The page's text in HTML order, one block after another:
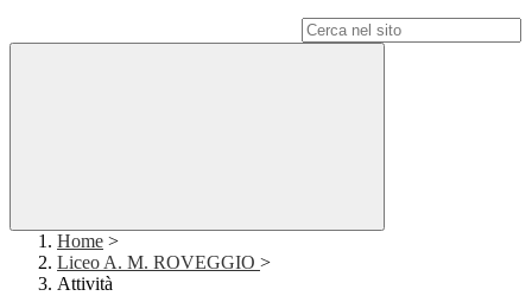
Home >
Liceo A. M. ROVEGGIO >
Attività